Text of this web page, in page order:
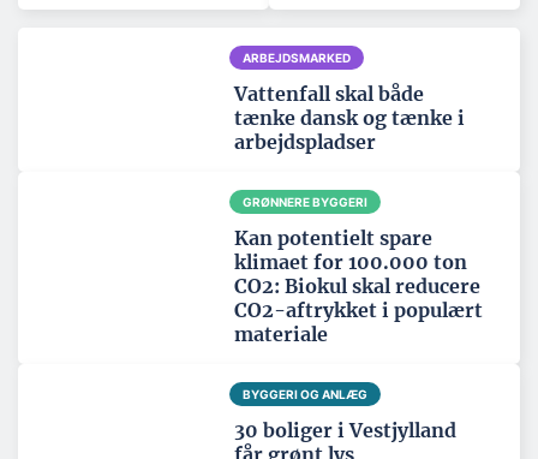
ARBEJDSMARKED
Vattenfall skal både
tænke dansk og tænke i
arbejdspladser
GRØNNERE BYGGERI
Kan potentielt spare
klimaet for 100.000 ton
CO2: Biokul skal reducere
CO2-aftrykket i populært
materiale
BYGGERI OG ANLÆG
30 boliger i Vestjylland
får grønt lys